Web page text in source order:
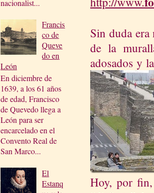
nacionalist...
Francis
co de
Queve
do en
León
En diciembre de
1639, a los 61 años
de edad, Francisco
de Quevedo llega a
León para ser
encarcelado en el
Convento Real de
San Marco...
El
Estanq
Sin duda era
de la
adosados y
Hoy, por fin,